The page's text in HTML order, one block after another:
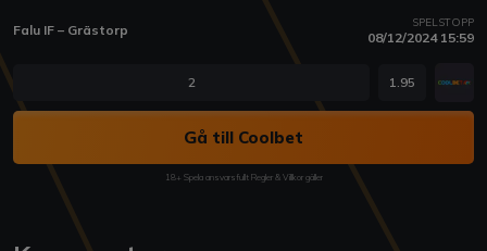
Falu IF – Grästorp SPELSTOPP
08/12/2024 15:59
2 1.95
Gå till Coolbet
18+ Spela ansvarsfullt Regler & Villkor gäller